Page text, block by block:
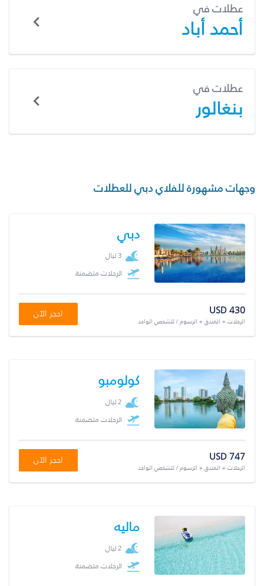
عطلات في
أحمد أباد
عطلات في
بنغالور
وجهات مشهورة للفلاي دبي للعطلات
دبي
3 ليال
الرحلات متضمنة
USD 430
الرحلات + الفندق + الرسوم / للشخص الواحد
احجز الآن
كولومبو
2 ليال
الرحلات متضمنة
USD 747
الرحلات + الفندق + الرسوم / للشخص الواحد
احجز الآن
ماليه
2 ليال
الرحلات متضمنة